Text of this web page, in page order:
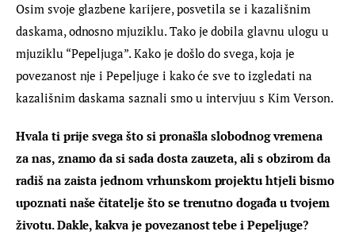
Osim svoje glazbene karijere, posvetila se i kazališnim
daskama, odnosno mjuziklu. Tako je dobila glavnu ulogu u
mjuziklu “Pepeljuga”. Kako je došlo do svega, koja je
povezanost nje i Pepeljuge i kako će sve to izgledati na
kazališnim daskama saznali smo u intervjuu s Kim Verson.
Hvala ti prije svega što si pronašla slobodnog vremena
za nas, znamo da si sada dosta zauzeta, ali s obzirom da
radiš na zaista jednom vrhunskom projektu htjeli bismo
upoznati naše čitatelje što se trenutno događa u tvojem
životu. Dakle, kakva je povezanost tebe i Pepeljuge?